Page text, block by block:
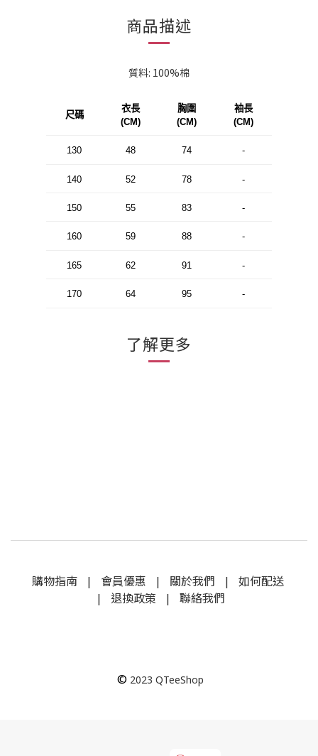
商品描述
質料: 100%棉
尺碼
衣長
(CM)
胸圍
(CM)
袖長
(CM)
130 48 74 -
140 52 78 -
150 55 83 -
160 59 88 -
165 62 91 -
170 64 95 -
了解更多
購物指南| 會員優惠 | 關於我們 | 如何配送
| 退換政策 | 聯絡我們
© 2023 QTeeShop